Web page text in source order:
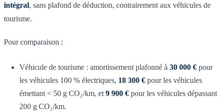
intégral, sans plafond de déduction, contrairement aux véhicules de
tourisme.
Pour comparaison :
Véhicule de tourisme : amortissement plafonné à 30 000 € pour
les véhicules 100 % électriques, 18 300 € pour les véhicules
émettant < 50 g CO₂/km, et 9 900 € pour les véhicules dépassant
200 g CO₂/km.